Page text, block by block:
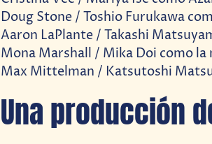
Doug Stone / Toshio Furukawa
Aaron LaPlante / Takashi
Mona Marshall / Mika Doi como la
Max Mittelman / Katsutoshi
Una producción